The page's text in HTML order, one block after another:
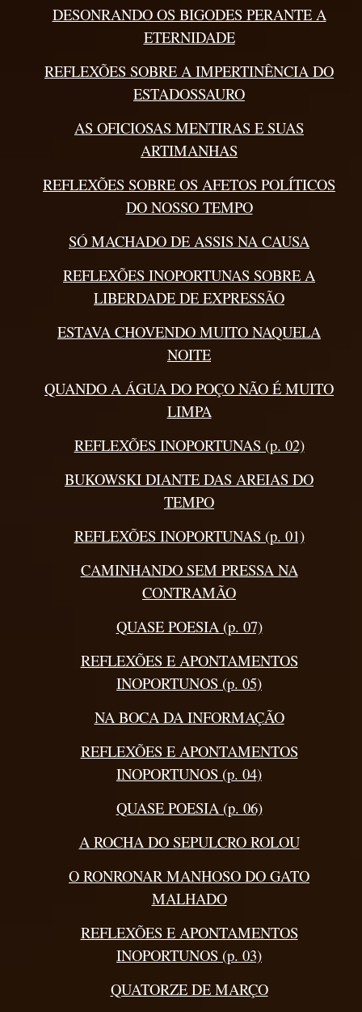
DESONRANDO OS BIGODES PERANTE A
ETERNIDADE
REFLEXÕES SOBRE A IMPERTINÊNCIA DO
ESTADOSSAURO
AS OFICIOSAS MENTIRAS E SUAS
ARTIMANHAS
REFLEXÕES SOBRE OS AFETOS POLÍTICOS
DO NOSSO TEMPO
SÓ MACHADO DE ASSIS NA CAUSA
REFLEXÕES INOPORTUNAS SOBRE A
LIBERDADE DE EXPRESSÃO
ESTAVA CHOVENDO MUITO NAQUELA
NOITE
QUANDO A ÁGUA DO POÇO NÃO É MUITO
LIMPA
REFLEXÕES INOPORTUNAS (p. 02)
BUKOWSKI DIANTE DAS AREIAS DO
TEMPO
REFLEXÕES INOPORTUNAS (p. 01)
CAMINHANDO SEM PRESSA NA
CONTRAMÃO
QUASE POESIA (p. 07)
REFLEXÕES E APONTAMENTOS
INOPORTUNOS (p. 05)
NA BOCA DA INFORMAÇÃO
REFLEXÕES E APONTAMENTOS
INOPORTUNOS (p. 04)
QUASE POESIA (p. 06)
A ROCHA DO SEPULCRO ROLOU
O RONRONAR MANHOSO DO GATO
MALHADO
REFLEXÕES E APONTAMENTOS
INOPORTUNOS (p. 03)
QUATORZE DE MARÇO